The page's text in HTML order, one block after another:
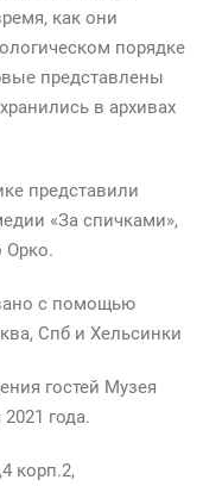
как они
порядке
представлены
в архивах
представили
«За спичками»,
Орко.
с помощью
Спб и Хельсинки
гостей Музея
года.
корп.2,